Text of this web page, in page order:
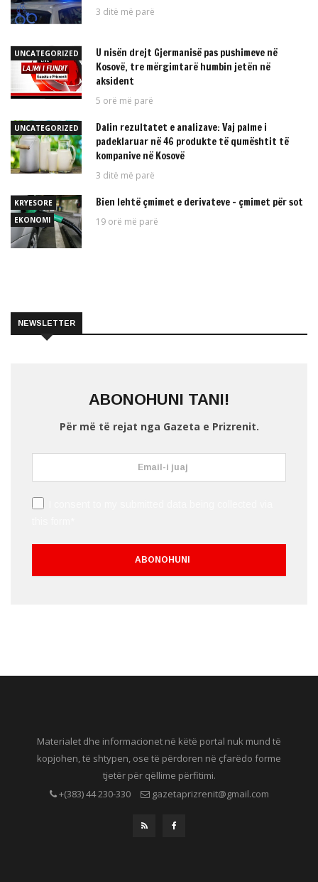
3 ditë më parë
UNCATEGORIZED
U nisën drejt Gjermanisë pas pushimeve në
Kosovë, tre mërgimtarë humbin jetën në
aksident
5 orë më parë
UNCATEGORIZED
Dalin rezultatet e analizave: Vaj palme i
padeklaruar në 46 produkte të qumështit të
kompanive në Kosovë
3 ditë më parë
KRYESORE
EKONOMI
Bien lehtë çmimet e derivateve – çmimet për sot
19 orë më parë
NEWSLETTER
ABONOHUNI TANI!
Për më të rejat nga Gazeta e Prizrenit.
Materialet dhe informacionet në këtë portal nuk mund të
kopjohen, të shtypen, ose të përdoren në çfarëdo forme
tjetër për qëllime përfitimi.
+(383) 44 230-330
gazetaprizrenit@gmail.com